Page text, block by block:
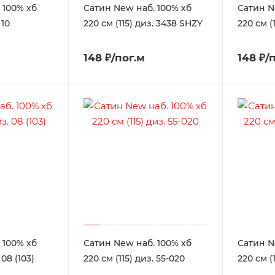
хб
Сатин New наб. 100% хб
220 см (115) диз. 3438 SHZY
148 ₽/пог.м
Сатин
220 см
148 ₽/
хб
(103)
Сатин New наб. 100% хб
220 см (115) диз. 55-020
Сатин
220 см